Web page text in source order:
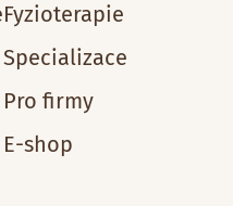
Fyzioterapie
Specializace
Pro firmy
E-shop